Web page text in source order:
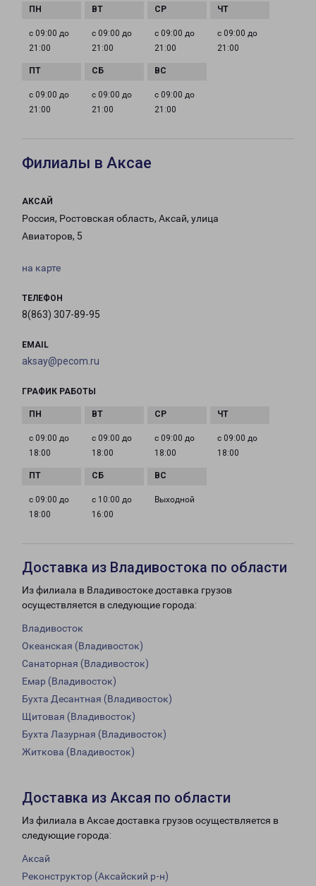
с 09:00 до
21:00
с 09:00 до
21:00
с 09:00 до
21:00
с 09:00 до
21:00
с 09:00 до
21:00
с 09:00 до
21:00
с 09:00 до
21:00
Филиалы в Аксае
АКСАЙ
Россия, Ростовская область, Аксай, улица
Авиаторов, 5
на карте
ТЕЛЕФОН
8(863) 307-89-95
EMAIL
aksay@pecom.ru
ГРАФИК РАБОТЫ
с 09:00 до
18:00
с 09:00 до
18:00
с 09:00 до
18:00
с 09:00 до
18:00
с 09:00 до
18:00
с 10:00 до
16:00
Выходной
Доставка из Владивостока по области
Из филиала в Владивостоке доставка грузов
осуществляется в следующие города:
Владивосток
Океанская (Владивосток)
Санаторная (Владивосток)
Емар (Владивосток)
Бухта Десантная (Владивосток)
Щитовая (Владивосток)
Бухта Лазурная (Владивосток)
Житкова (Владивосток)
Доставка из Аксая по области
Из филиала в Аксае доставка грузов осуществляется в
следующие города:
Аксай
Реконструктор (Аксайский р-н)